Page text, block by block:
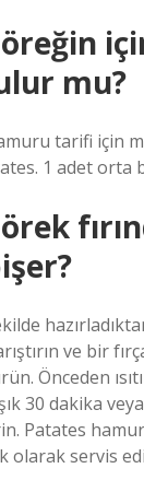
mu?
tarifi için
1 adet orta
ve bir
Önceden
30 dakika
Patates
olarak servis